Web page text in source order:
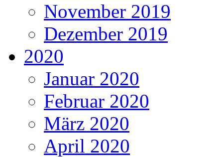
November 2019
Dezember 2019
2020
Januar 2020
Februar 2020
März 2020
April 2020